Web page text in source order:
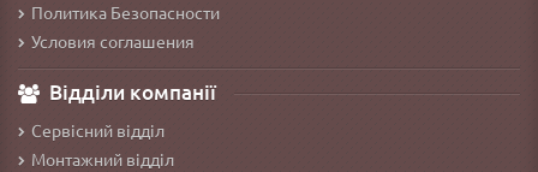
Политика Безопасности
Условия соглашения
Відділи компанії
Сервісний відділ
Монтажний відділ